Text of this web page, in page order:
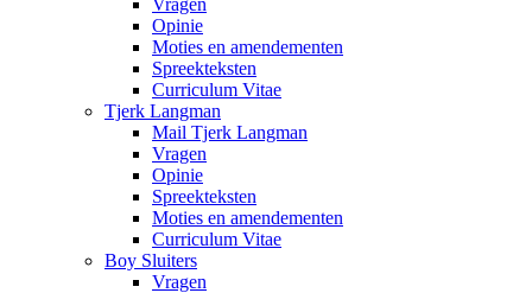
Vragen
Opinie
Moties en amendementen
Spreekteksten
Curriculum Vitae
Tjerk Langman
Mail Tjerk Langman
Vragen
Opinie
Spreekteksten
Moties en amendementen
Curriculum Vitae
Boy Sluiters
Vragen